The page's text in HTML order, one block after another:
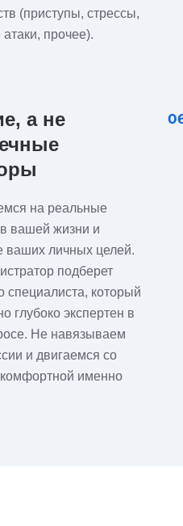
(приступы, стрессы,
прочее).
а не
на реальные
вашей жизни и
ваших личных целей.
подберет
специалиста, который
глубоко экспертен в
Не навязываем
и двигаемся со
именно